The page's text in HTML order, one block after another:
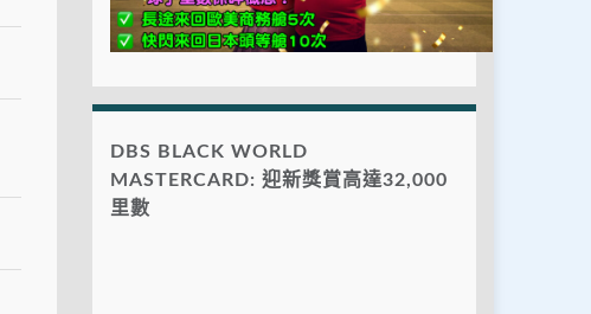
DBS BLACK WORLD
MASTERCARD: 迎新獎賞高達32,000
里數